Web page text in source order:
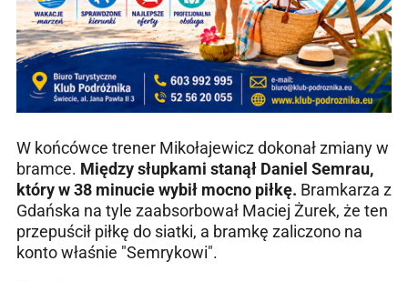
W końcówce trener Mikołajewicz dokonał zmiany w
bramce. Między słupkami stanął Daniel Semrau,
który w 38 minucie wybił mocno piłkę. Bramkarza z
Gdańska na tyle zaabsorbował Maciej Żurek, że ten
przepuścił piłkę do siatki, a bramkę zaliczono na
konto właśnie "Semrykowi".